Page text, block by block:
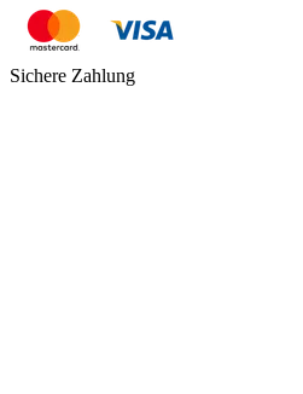
Sichere Zahlung